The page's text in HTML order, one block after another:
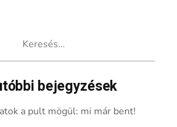
bejegyzések
a pult mögül: mi már bent!